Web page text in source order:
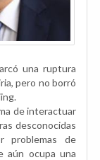
una ruptura
pero no borró
de interactuar
desconocidas
problemas de
aún ocupa una